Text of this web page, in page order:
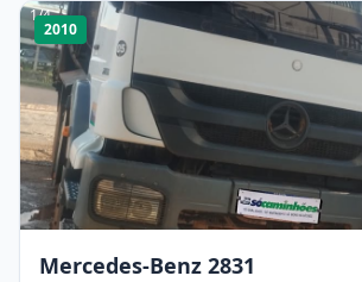
1/4
2010
Mercedes-Benz 2831